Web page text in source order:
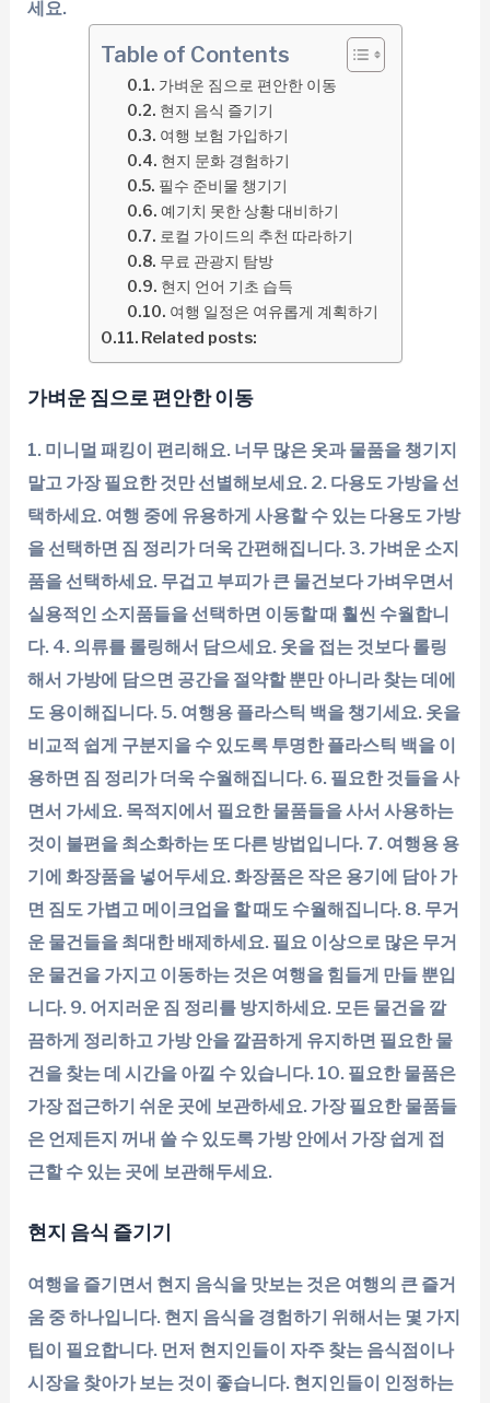
세요.
Table of Contents
가벼운 짐으로 편안한 이동
현지 음식 즐기기
여행 보험 가입하기
현지 문화 경험하기
필수 준비물 챙기기
예기치 못한 상황 대비하기
로컬 가이드의 추천 따라하기
무료 관광지 탐방
현지 언어 기초 습득
여행 일정은 여유롭게 계획하기
Related posts:
가벼운 짐으로 편안한 이동
1. 미니멀 패킹이 편리해요. 너무 많은 옷과 물품을 챙기지
말고 가장 필요한 것만 선별해보세요. 2. 다용도 가방을 선
택하세요. 여행 중에 유용하게 사용할 수 있는 다용도 가방
을 선택하면 짐 정리가 더욱 간편해집니다. 3. 가벼운 소지
품을 선택하세요. 무겁고 부피가 큰 물건보다 가벼우면서
실용적인 소지품들을 선택하면 이동할 때 훨씬 수월합니
다. 4. 의류를 롤링해서 담으세요. 옷을 접는 것보다 롤링
해서 가방에 담으면 공간을 절약할 뿐만 아니라 찾는 데에
도 용이해집니다. 5. 여행용 플라스틱 백을 챙기세요. 옷을
비교적 쉽게 구분지을 수 있도록 투명한 플라스틱 백을 이
용하면 짐 정리가 더욱 수월해집니다. 6. 필요한 것들을 사
면서 가세요. 목적지에서 필요한 물품들을 사서 사용하는
것이 불편을 최소화하는 또 다른 방법입니다. 7. 여행용 용
기에 화장품을 넣어두세요. 화장품은 작은 용기에 담아 가
면 짐도 가볍고 메이크업을 할 때도 수월해집니다. 8. 무거
운 물건들을 최대한 배제하세요. 필요 이상으로 많은 무거
운 물건을 가지고 이동하는 것은 여행을 힘들게 만들 뿐입
니다. 9. 어지러운 짐 정리를 방지하세요. 모든 물건을 깔
끔하게 정리하고 가방 안을 깔끔하게 유지하면 필요한 물
건을 찾는 데 시간을 아낄 수 있습니다. 10. 필요한 물품은
가장 접근하기 쉬운 곳에 보관하세요. 가장 필요한 물품들
은 언제든지 꺼내 쓸 수 있도록 가방 안에서 가장 쉽게 접
근할 수 있는 곳에 보관해두세요.
현지 음식 즐기기
여행을 즐기면서 현지 음식을 맛보는 것은 여행의 큰 즐거
움 중 하나입니다. 현지 음식을 경험하기 위해서는 몇 가지
팁이 필요합니다. 먼저 현지인들이 자주 찾는 음식점이나
시장을 찾아가 보는 것이 좋습니다. 현지인들이 인정하는